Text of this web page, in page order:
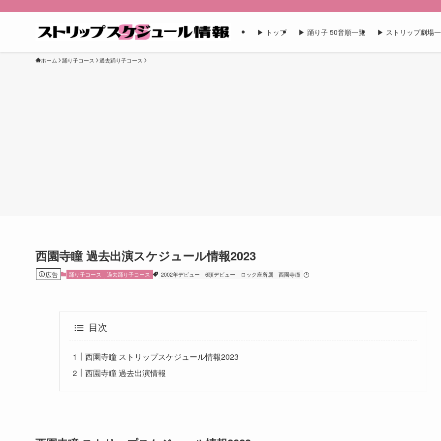
▶︎ トップ ▶︎ 踊り子 50音順一覧 ▶︎ ストリップ劇場
ホーム 踊り子コース 過去踊り子コース
西園寺瞳 過去出演スケジュール情報2023
広告 踊り子コース 過去踊り子コース 2002年デビュー 6頭デビュー ロック座所属 西園寺瞳
目次
西園寺瞳 ストリップスケジュール情報2023
西園寺瞳 過去出演情報